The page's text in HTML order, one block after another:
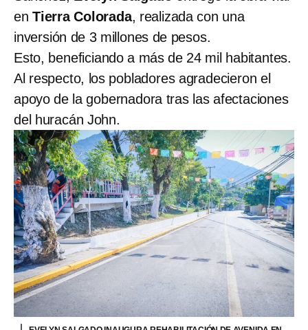
en Tierra Colorada, realizada con una
inversión de 3 millones de pesos.
Esto, beneficiando a más de 24 mil habitantes.
Al respecto, los pobladores agradecieron el
apoyo de la gobernadora tras las afectaciones
del huracán John.